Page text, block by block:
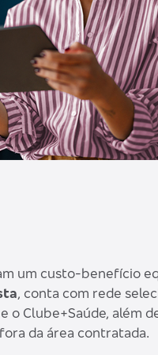
um custo-benefício
, conta com rede
o Clube+Saúde, além
da área contratada.